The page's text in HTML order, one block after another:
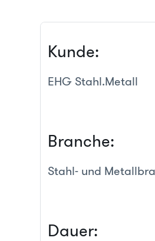
Kunde:
EHG Stahl.Metall
Branche:
Stahl- und
Dauer: